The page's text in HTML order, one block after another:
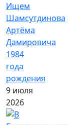
Ищем
Шамсутдинова
Артёма
Дамировича
1984
года
рождения
9 июля
2026